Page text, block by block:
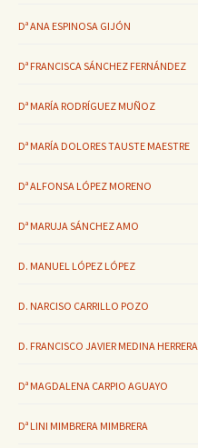
Dª ANA ESPINOSA GIJÓN
Dª FRANCISCA SÁNCHEZ FERNÁNDEZ
Dª MARÍA RODRÍGUEZ MUÑOZ
Dª MARÍA DOLORES TAUSTE MAESTRE
Dª ALFONSA LÓPEZ MORENO
Dª MARUJA SÁNCHEZ AMO
D. MANUEL LÓPEZ LÓPEZ
D. NARCISO CARRILLO POZO
D. FRANCISCO JAVIER MEDINA HERRERA
Dª MAGDALENA CARPIO AGUAYO
Dª LINI MIMBRERA MIMBRERA